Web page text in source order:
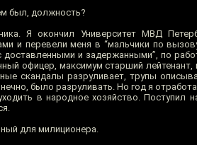
был, должность?
Я окончил Университет МВД
и перевели меня в “мальчики по
доставленными и задержанными”, по
офицер, максимум старший
скандалы разруливает, трупы
было разруливать. Но год я
в народное хозяйство. Поступил
для милиционера.